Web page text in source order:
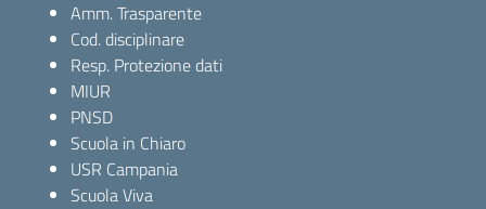
Amm. Trasparente
Cod. disciplinare
Resp. Protezione dati
MIUR
PNSD
Scuola in Chiaro
USR Campania
Scuola Viva